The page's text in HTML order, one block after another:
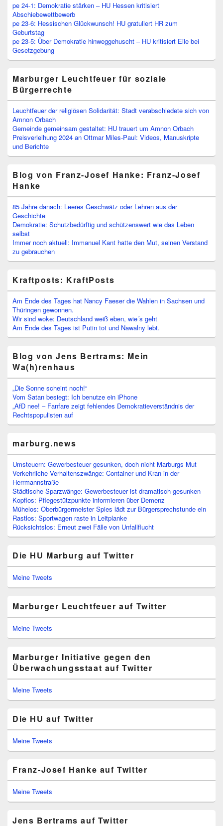
pe 24-1: Demokratie stärken – HU Hessen kritisiert
Abschiebewettbewerb
pe 23-6: Hessischen Glückwunsch! HU gratuliert HR zum
Geburtstag
pe 23-5: Über Demokratie hinweggehuscht – HU kritisiert Eile bei
Gesetzgebung
Marburger Leuchtfeuer für soziale
Bürgerrechte
Leuchtfeuer der religiösen Solidarität: Stadt verabschiedete sich von
Amnon Orbach
Gemeinde gemeinsam gestaltet: HU trauert um Amnon Orbach
Preisverleihung 2024 an Ottmar Miles-Paul: Videos, Manuskripte
und Berichte
Blog von Franz-Josef Hanke: Franz-Josef
Hanke
85 Jahre danach: Leeres Geschwätz oder Lehren aus der
Geschichte
Demokratie: Schutzbedürftig und schützenswert wie das Leben
selbst
Immer noch aktuell: Immanuel Kant hatte den Mut, seinen Verstand
zu gebrauchen
Kraftposts: KraftPosts
Am Ende des Tages hat Nancy Faeser die Wahlen in Sachsen und
Thüringen gewonnen.
Wir sind woke: Deutschland weiß eben, wie´s geht
Am Ende des Tages ist Putin tot und Nawalny lebt.
Blog von Jens Bertrams: Mein
Wa(h)renhaus
„Die Sonne scheint noch!“
Vom Satan besiegt: Ich benutze ein iPhone
„AfD nee! – Fanfare zeigt fehlendes Demokratieverständnis der
Rechtspopulisten auf
marburg.news
Umsteuern: Gewerbesteuer gesunken, doch nicht Marburgs Mut
Verkehrliche Verhaltenszwänge: Container und Kran in der
Herrmannstraße
Städtische Sparzwänge: Gewerbesteuer ist dramatisch gesunken
Kopflos: Pflegestützpunkte informieren über Demenz
Mühelos: Oberbürgermeister Spies lädt zur Bürgersprechstunde ein
Rastlos: Sportwagen raste in Leitplanke
Rücksichtslos: Erneut zwei Fälle von Unfallflucht
Die HU Marburg auf Twitter
Meine Tweets
Marburger Leuchtfeuer auf Twitter
Meine Tweets
Marburger Initiative gegen den
Überwachungsstaat auf Twitter
Meine Tweets
Die HU auf Twitter
Meine Tweets
Franz-Josef Hanke auf Twitter
Meine Tweets
Jens Bertrams auf Twitter